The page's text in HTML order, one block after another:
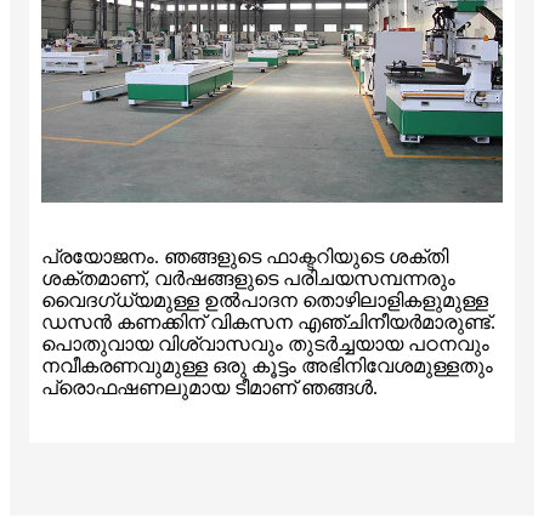
പ്രയോജനം. ഞങ്ങളുടെ ഫാക്ടറിയുടെ ശക്തി
ശക്തമാണ്, വർഷങ്ങളുടെ പരിചയസമ്പന്നരും
വൈദഗ്ധ്യമുള്ള ഉൽ‌പാദന തൊഴിലാളികളുമുള്ള
ഡസൻ കണക്കിന് വികസന എഞ്ചിനീയർമാരുണ്ട്.
പൊതുവായ വിശ്വാസവും തുടർച്ചയായ പഠനവും
നവീകരണവുമുള്ള ഒരു കൂട്ടം അഭിനിവേശമുള്ളതും
പ്രൊഫഷണലുമായ ടീമാണ് ഞങ്ങൾ.